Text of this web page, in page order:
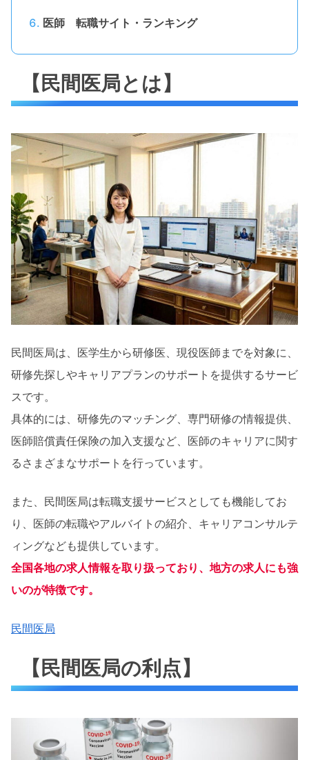
医師 転職サイト・ランキング
【民間医局とは】
民間医局は、医学生から研修医、現役医師までを対象に、
研修先探しやキャリアプランのサポートを提供するサービ
スです。
具体的には、研修先のマッチング、専門研修の情報提供、
医師賠償責任保険の加入支援など、医師のキャリアに関す
るさまざまなサポートを行っています。
また、民間医局は転職支援サービスとしても機能してお
り、医師の転職やアルバイトの紹介、キャリアコンサルテ
ィングなども提供しています。
全国各地の求人情報を取り扱っており、地方の求人にも強
いのが特徴です。
民間医局
【民間医局の利点】